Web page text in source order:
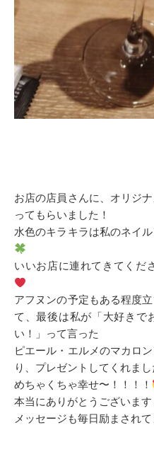
お店の店員さんに、オリジ
ってもらいました！
水色のキラキラは私のネイ
いいお店に連れてきてくだ
アフヌンの予定もある程度
て、最後は私が「大好きで
い！」って言った
ピエール・エルメのマカロ
り、プレゼントしてくれまし
めちゃくちゃ幸せ〜！！！！
本当にありがとうございます
メッセージも毎日励まされて